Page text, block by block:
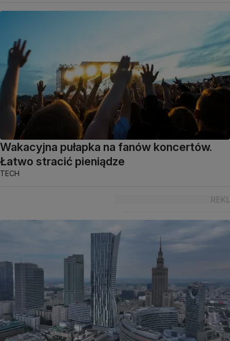
Wakacyjna pułapka na fanów koncertów.
Łatwo stracić pieniądze
TECH